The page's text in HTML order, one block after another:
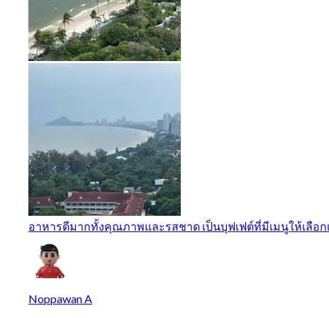
อาหารดีมากทั้งคุณภาพและรสชาด เป็นบุฟเฟต์ที่มีเมนูให้เลือก
Noppawan A